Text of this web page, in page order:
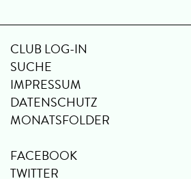
CLUB LOG-IN
SUCHE
IMPRESSUM
DATENSCHUTZ
MONATSFOLDER
FACEBOOK
TWITTER